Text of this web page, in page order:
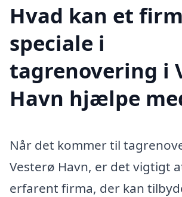
Hvad kan et
speciale i
tagrenovering i
Havn hjælpe
Når det kommer til
Vesterø Havn, er det vigtigt
erfarent firma, der kan